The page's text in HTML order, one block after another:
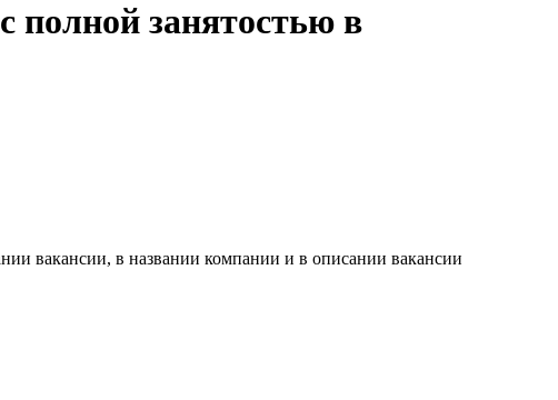
полной занятостью в
вакансии, в названии компании и в описании вакансии